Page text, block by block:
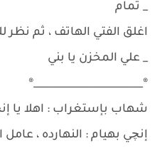
_ تمام
اغلق الفتي الهاتف ، ثم نظر
_ علي المخزن يا بني
®______________________®
شهاب بإستغراب : اهلا يا
إنچي بهيام : النهارده ،